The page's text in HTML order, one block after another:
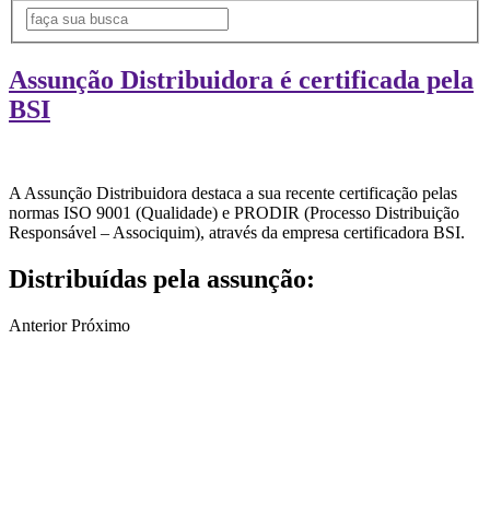
Assunção Distribuidora é certificada pela
BSI
A Assunção Distribuidora destaca a sua recente certificação pelas
normas ISO 9001 (Qualidade) e PRODIR (Processo Distribuição
Responsável – Associquim), através da empresa certificadora BSI.
Distribuídas pela assunção:
Anterior Próximo